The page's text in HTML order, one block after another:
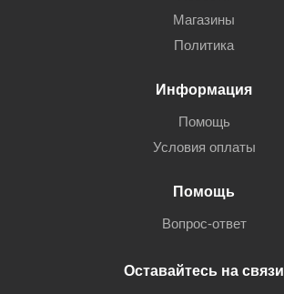
Магазины
Политика
Информация
Помощь
Условия оплаты
Помощь
Вопрос-ответ
Оставайтесь на связи